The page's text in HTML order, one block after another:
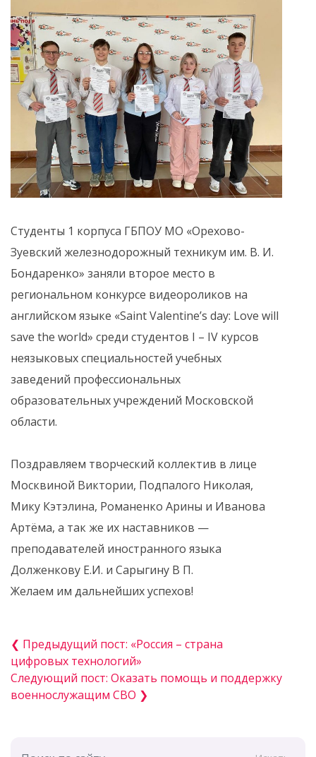
Студенты 1 корпуса ГБПОУ МО «Орехово-
Зуевский железнодорожный техникум им. В. И.
Бондаренко» заняли второе место в
региональном конкурсе видеороликов на
английском языке «Saint Valentine’s day: Love will
save the world» среди студентов I – IV курсов
неязыковых специальностей учебных
заведений профессиональных
образовательных учреждений Московской
области.
Поздравляем творческий коллектив в лице
Москвиной Виктории, Подпалого Николая,
Мику Кэтэлина, Романенко Арины и Иванова
Артёма, а так же их наставников —
преподавателей иностранного языка
Долженкову Е.И. и Сарыгину В П.
Желаем им дальнейших успехов!
❮ Предыдущий пост: «Россия – страна
цифровых технологий»
Следующий пост: Оказать помощь и поддержку
военнослужащим СВО ❯